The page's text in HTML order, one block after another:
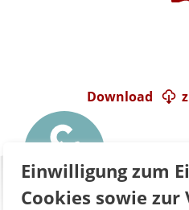
Download
Einwilligung zum
Cookies sowie